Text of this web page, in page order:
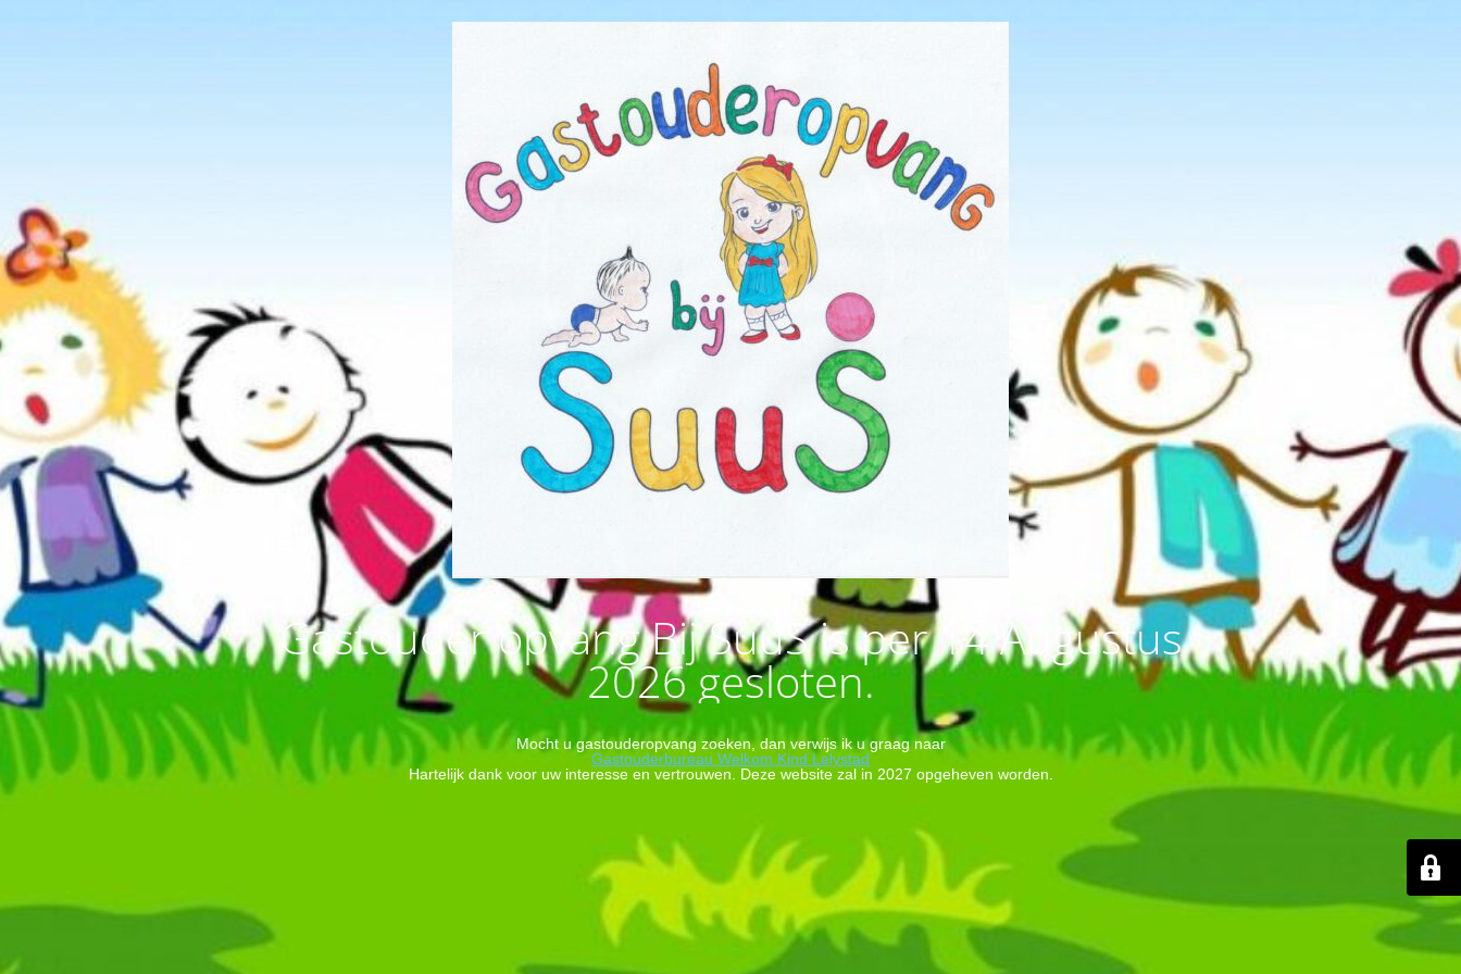
Gastouder opvang Bij SuuS is per 14 Augustus
2026 gesloten.
Mocht u gastouderopvang zoeken, dan verwijs ik u graag naar
Gastouderbureau Welkom Kind Lelystad
Hartelijk dank voor uw interesse en vertrouwen. Deze website zal in 2027 opgeheven worden.